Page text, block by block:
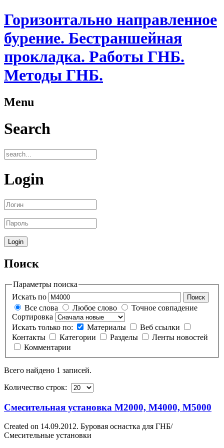
Горизонтально направленное
бурение. Бестраншейная
прокладка. Работы ГНБ.
Методы ГНБ.
Menu
Search
Login
Поиск
Параметры поиска
Искать по
Поиск
Все слова Любое слово
Точное совпадение
Сортировка
Искать только по:
Материалы
Веб ссылки
Контакты
Категории Разделы
Ленты новостей
Комментарии
Всего найдено 1 записей.
Количество строк:
Смесительная установка M2000, M4000, M5000
Created on 14.09.2012. Буровая оснастка для ГНБ/
Смесительные установки